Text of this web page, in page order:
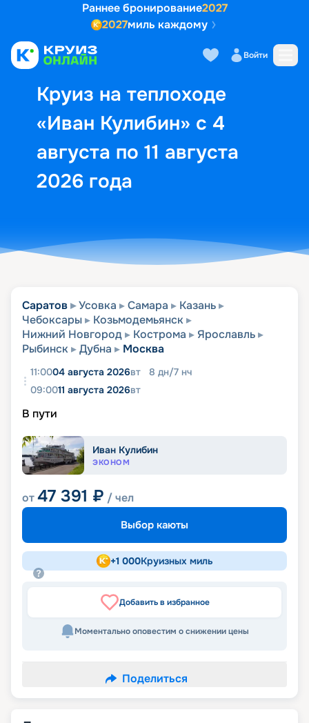
Раннее бронирование2027
2027миль каждому
Войти
Круиз на теплоходе
«Иван Кулибин» с 4
августа по 11 августа
2026 года
Выбор кают Маршрут и
Саратов Усовка Самара
Казань
Чебоксары
Козьмодемьянск
Нижний Новгород
Кострома
Ярославль
Рыбинск
Дубна Москва
11:0004 августа 2026вт 8 дн/7 нч
09:0011 августа 2026вт
В пути
Иван Кулибин
ЭКОНОМ
от47 391 ₽ / чел
Выбор каюты
+1 000Круизных миль
Добавить в избранное
Моментально оповестим о снижении цены
Поделиться